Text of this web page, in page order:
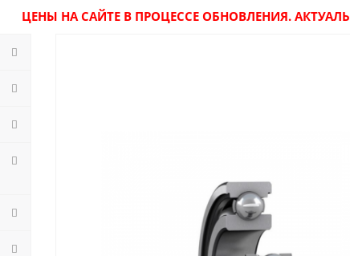
ЦЕНЫ НА САЙТЕ В ПРОЦЕССЕ ОБНОВЛЕНИЯ.